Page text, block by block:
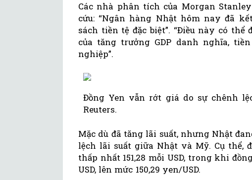
Các nhà phân tích của Morgan
cứu: “Ngân hàng Nhật hôm nay đã
sách tiền tệ đặc biệt”. “Điều này có
của tăng trưởng GDP danh nghĩa,
nghiệp”.
Đồng Yen vẫn rớt giá do sự chênh
Reuters.
Mặc dù đã tăng lãi suất, nhưng Nhật
lệch lãi suất giữa Nhật và Mỹ. Cụ thể,
thấp nhất 151,28 mỗi USD, trong khi
USD, lên mức 150,29 yen/USD.